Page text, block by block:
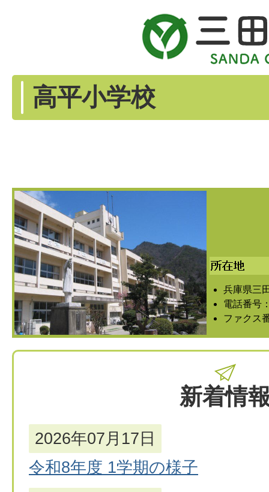
高平小学校
兵庫県三
電話番号
ファクス
新着情
2026年07月17日
令和8年度 1学期の様子